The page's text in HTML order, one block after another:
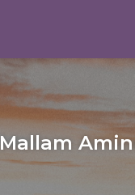
Mallam